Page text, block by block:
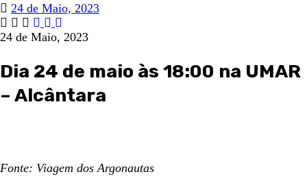
24 de Maio, 2023
24 de Maio, 2023
Dia 24 de maio às 18:00 na UMAR
– Alcântara
Fonte: Viagem dos Argonautas